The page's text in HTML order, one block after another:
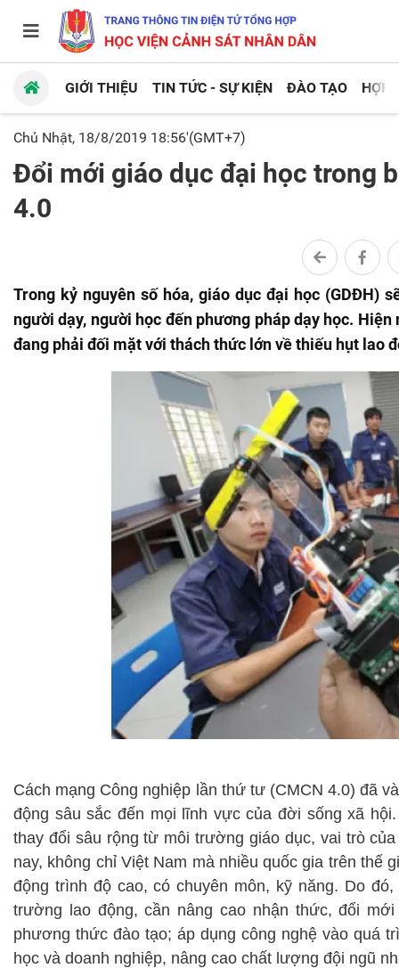
GIỚI THIỆU TIN TỨC - SỰ KIỆN ĐÀO TẠO HỢP
Chủ Nhật, 18/8/2019 18:56'(GMT+7)
Đổi mới giáo dục đại học trong
4.0
Trong kỷ nguyên số hóa, giáo dục đại học (GDĐH)
người dạy, người học đến phương pháp dạy học.
đang phải đối mặt với thách thức lớn về thiếu hụt lao
Cách mạng Công nghiệp lần thứ tư (CMCN 4.0) đã
động sâu sắc đến mọi lĩnh vực của đời sống xã
thay đổi sâu rộng từ môi trường giáo dục, vai trò
nay, không chỉ Việt Nam mà nhiều quốc gia trên
động trình độ cao, có chuyên môn, kỹ năng. Do
trường lao động, cần nâng cao nhận thức, đổi
phương thức đào tạo; áp dụng công nghệ vào quá
học và doanh nghiệp, nâng cao chất lượng đội ngũ